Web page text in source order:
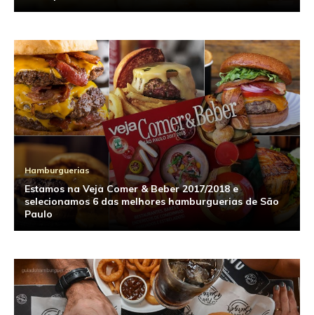
Hamburguerias
Estamos na Veja Comer & Beber 2017/2018 e
selecionamos 6 das melhores hamburguerias de São
Paulo